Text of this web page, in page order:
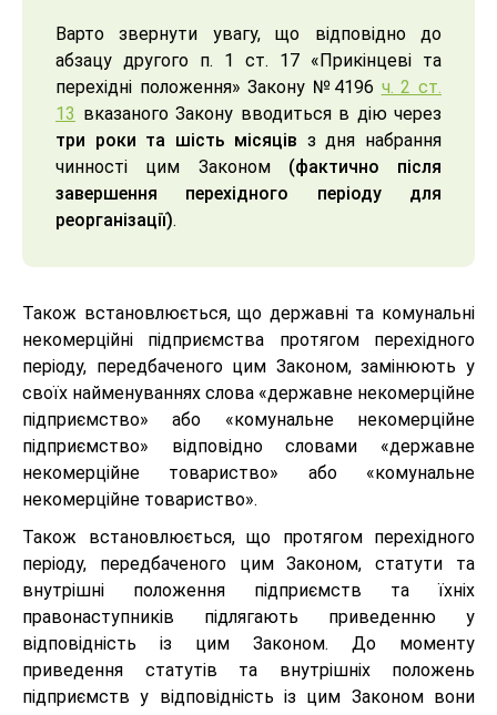
Варто звернути увагу, що відповідно до
абзацу другого п. 1 ст. 17 «Прикінцеві та
перехідні положення» Закону №4196 ч. 2 ст.
13 вказаного Закону вводиться в дію через
три роки та шість місяців з дня набрання
чинності цим Законом (фактично після
завершення перехідного періоду для
реорганізації).
Також встановлюється, що державні та комунальні
некомерційні підприємства протягом перехідного
періоду, передбаченого цим Законом, замінюють у
своїх найменуваннях слова «державне некомерційне
підприємство» або «комунальне некомерційне
підприємство» відповідно словами «державне
некомерційне товариство» або «комунальне
некомерційне товариство».
Також встановлюється, що протягом перехідного
періоду, передбаченого цим Законом, статути та
внутрішні положення підприємств та їхніх
правонаступників підлягають приведенню у
відповідність із цим Законом. До моменту
приведення статутів та внутрішніх положень
підприємств у відповідність із цим Законом вони